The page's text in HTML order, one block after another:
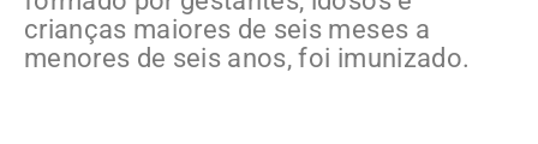
crianças maiores de seis meses a
menores de seis anos, foi imunizado.